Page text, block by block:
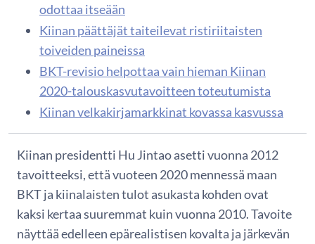
odottaa itseään
Kiinan päättäjät taiteilevat ristiriitaisten
toiveiden paineissa
BKT-revisio helpottaa vain hieman Kiinan
2020-talouskasvutavoitteen toteutumista
Kiinan velkakirjamarkkinat kovassa kasvussa
Kiinan presidentti Hu Jintao asetti vuonna 2012
tavoitteeksi, että vuoteen 2020 mennessä maan
BKT ja kiinalaisten tulot asukasta kohden ovat
kaksi kertaa suuremmat kuin vuonna 2010. Tavoite
näyttää edelleen epärealistisen kovalta ja järkevän